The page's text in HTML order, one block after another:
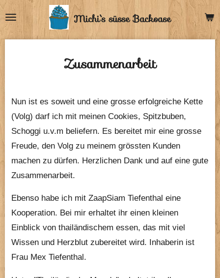
Zum
Hauptinhalt
springen
Michi`s süsse Backoase
Zusammenarbeit
Nun ist es soweit und eine grosse erfolgreiche Kette
(Volg) darf ich mit meinen Cookies, Spitzbuben,
Schoggi u.v.m beliefern. Es bereitet mir eine grosse
Freude, den Volg zu meinem grössten Kunden
machen zu dürfen. Herzlichen Dank und auf eine gute
Zusammenarbeit.
Ebenso habe ich mit ZaapSiam Tiefenthal eine
Kooperation. Bei mir erhaltet ihr einen kleinen
Einblick von thailändischem essen, das mit viel
Wissen und Herzblut zubereitet wird. Inhaberin ist
Frau Mex Tiefenthal.